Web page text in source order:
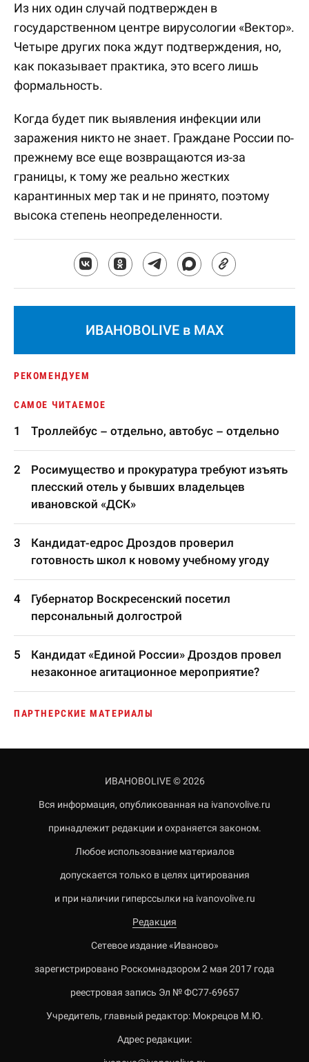
Из них один случай подтвержден в
государственном центре вирусологии «Вектор».
Четыре других пока ждут подтверждения, но,
как показывает практика, это всего лишь
формальность.
Когда будет пик выявления инфекции или
заражения никто не знает. Граждане России по-
прежнему все еще возвращаются из-за
границы, к тому же реально жестких
карантинных мер так и не принято, поэтому
высока степень неопределенности.
ИВАНОВОLIVE в MAX
РЕКОМЕНДУЕМ
САМОЕ ЧИТАЕМОЕ
Троллейбус – отдельно, автобус – отдельно
Росимущество и прокуратура требуют изъять
плесский отель у бывших владельцев
ивановской «ДСК»
Кандидат-едрос Дроздов проверил
готовность школ к новому учебному угоду
Губернатор Воскресенский посетил
персональный долгострой
Кандидат «Единой России» Дроздов провел
незаконное агитационное мероприятие?
ПАРТНЕРСКИЕ МАТЕРИАЛЫ
ИВАНОВОLIVE © 2026
Вся информация, опубликованная на ivanovolive.ru
принадлежит редакции и охраняется законом.
Любое использование материалов
допускается только в целях цитирования
и при наличии гиперссылки на ivanovolive.ru
Редакция
Сетевое издание «Иваново»
зарегистрировано Роскомнадзором 2 мая 2017 года
реестровая запись Эл № ФС77-69657
Учредитель, главный редактор: Мокрецов М.Ю.
Адрес редакции: